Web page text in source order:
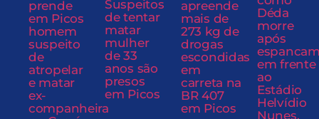
prende
em Picos
homem
suspeito
de
atropelar
e matar
ex-
companheira
Suspeitos
de tentar
matar
mulher
de 33
anos são
presos
em Picos
apreende
mais de
273 kg de
drogas
escondidas
em
carreta na
BR 407
em Picos
Déda
morre
após
em frente
ao
Estádio
Helvídio
Nunes,